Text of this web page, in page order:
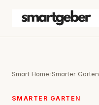
Smart Home›Smarter Garten
SMARTER GARTEN